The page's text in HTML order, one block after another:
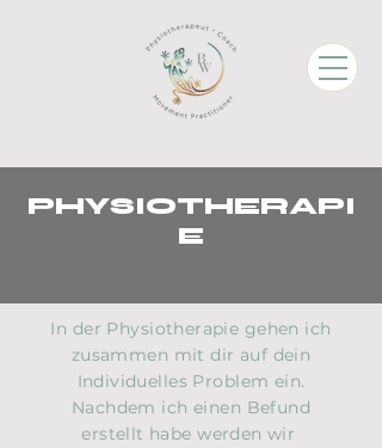
PHYSIOTHERAPI
E
In der Physiotherapie gehen ich
zusammen mit dir auf dein
Individuelles Problem ein.
Nachdem ich einen Befund
erstellt habe werden wir